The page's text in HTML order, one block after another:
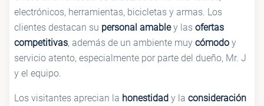
electrónicos, herramientas, bicicletas y armas. Los
clientes destacan su personal amabley las ofertas
competitivas, además de un ambiente muy cómodo y
servicio atento, especialmente por parte del dueño, Mr. J
y el equipo.
Los visitantes aprecian la honestidad y la consideración